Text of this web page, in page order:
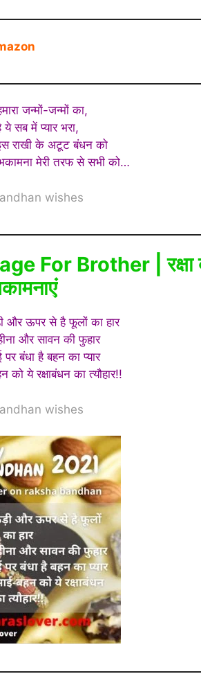
जन्मों-जन्मों का,
ये सब में प्यार भरा,
राखी के अटूट बंधन को
मेरी तरफ से सभी को…
wishes
For Brother | रक्षा
और ऊपर से है फूलों का हार
और सावन की फुहार
बंधा है बहन का प्यार
को ये रक्षाबंधन का त्यौहार!!
wishes